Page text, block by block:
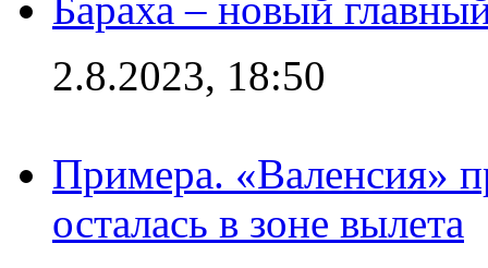
2.8.2023, 18:50
Примера. «Валенсия»
осталась в зоне вылета